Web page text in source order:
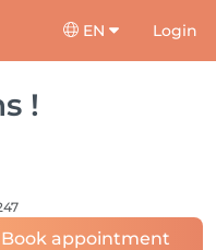
EN Login
!
Book appointment